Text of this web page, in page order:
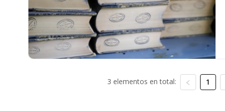
3 elementos en total: 1